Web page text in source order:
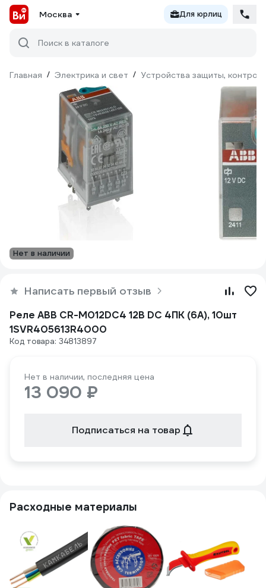
Москва Для юрлиц
Поиск в каталоге
Главная / Электрика и свет / Устройства защиты,
Нет в наличии
Написать первый отзыв
Реле ABB CR-M012DC4 12B DC 4ПК (6A), 10шт
1SVR405613R4000
Код товара: 34813897
Нет в наличии, последняя цена
13 090 ₽
Подписаться на товар
Расходные материалы